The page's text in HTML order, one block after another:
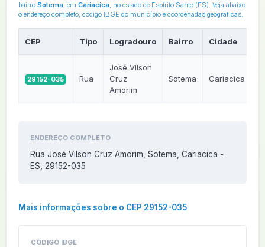
bairro Sotema, em Cariacica, no estado de Espírito Santo (ES). Veja abaixo
o endereço completo, código IBGE do município e coordenadas geográficas.
CEP Tipo Logradouro Bairro Cidade
29152-035 Rua
José Vilson
Cruz
Amorim
Sotema Cariacica
ENDEREÇO COMPLETO
Rua José Vilson Cruz Amorim, Sotema, Cariacica -
ES, 29152-035
Mais informações sobre o CEP 29152-035
CÓDIGO IBGE